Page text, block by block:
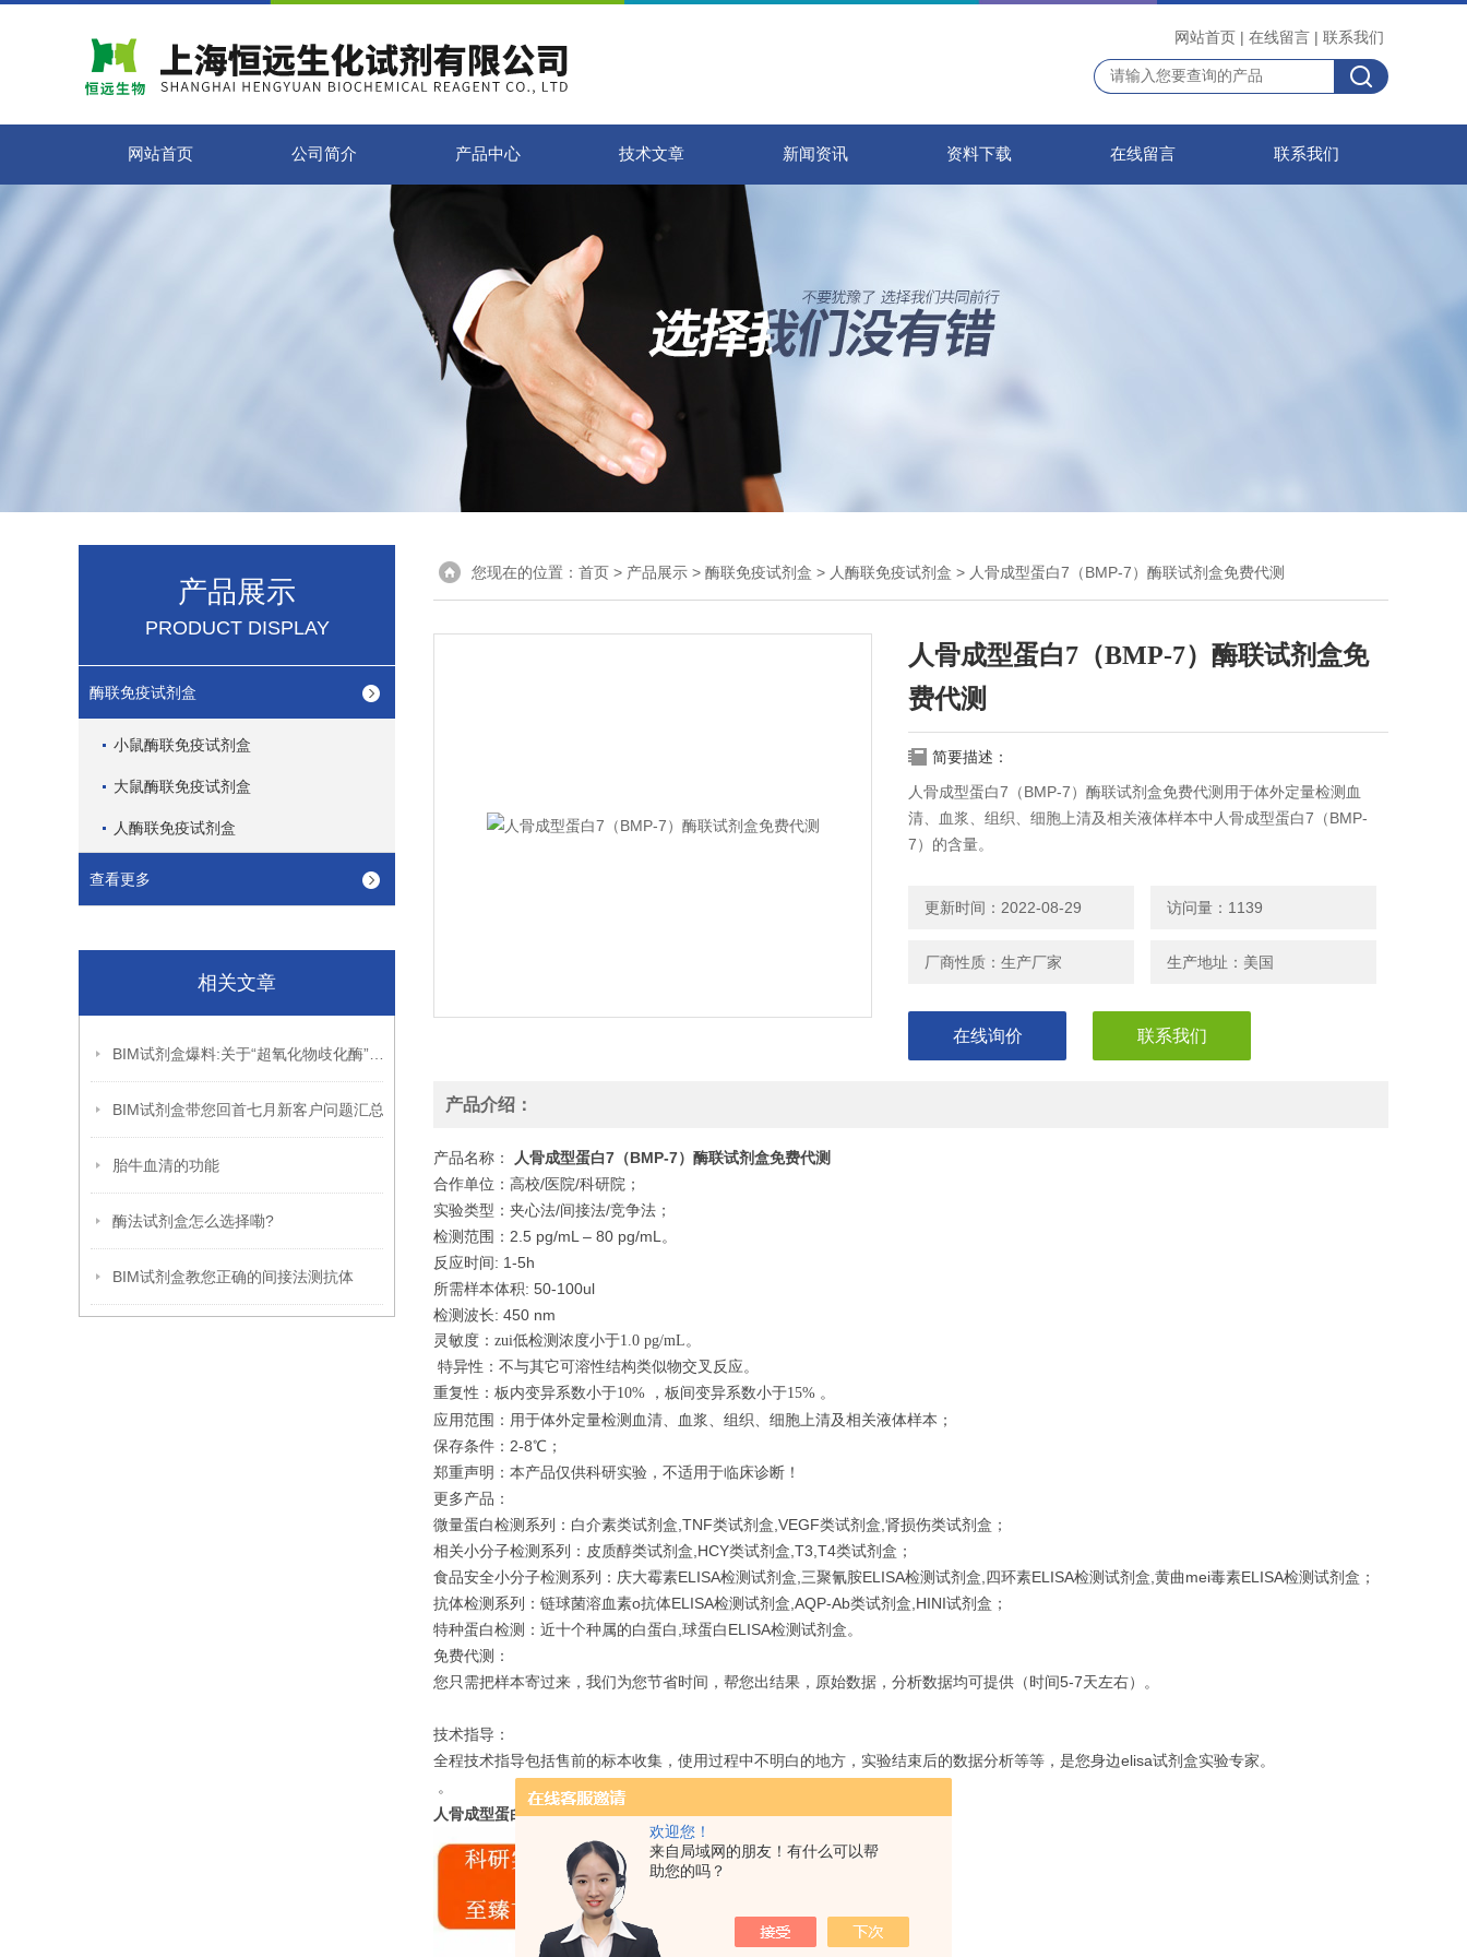
欢迎您！
来自局域网的朋友！有什么可以帮
助您的吗？
网站首页 | 在线留言 | 联系我们
网站首页 公司简介 产品中心 技术文章 新闻资讯 资料下载 在线留言 联系我们
产品展示
PRODUCT DISPLAY
酶联免疫试剂盒
小鼠酶联免疫试剂盒
大鼠酶联免疫试剂盒
人酶联免疫试剂盒
查看更多
相关文章
BIM试剂盒带您回首七月新客户问题汇总
胎牛血清的功能
酶法试剂盒怎么选择嘞?
BIM试剂盒教您正确的间接法测抗体
您现在的位置： 首页 > 产品展示 > 酶联免疫试剂盒 > 人酶联免疫试剂盒 > 人骨成型蛋白7（BMP-7）酶联试剂盒免费代测
人骨成型蛋白7（BMP-7）酶联试剂盒免
费代测
简要描述：
人骨成型蛋白7（BMP-7）酶联试剂盒免费代测用于体外定量检测血
清、血浆、组织、细胞上清及相关液体样本中人骨成型蛋白7（BMP-
7）的含量。
更新时间：2022-08-29 访问量：1139
厂商性质：生产厂家 生产地址：美国
在线询价 联系我们
产品介绍：
产品名称：
人骨成型蛋白7（BMP-7）酶联试剂盒免费代测
合作单位：高校/医院/科研院；
实验类型：夹心法/间接法/竞争法；
检测范围：2.5 pg/mL – 80 pg/mL。
反应时间: 1-5h
所需样本体积: 50-100ul
检测波长: 450 nm
灵敏度：zui低检测浓度小于1.0 pg/mL。
特异性：不与其它可溶性结构类似物交叉反应。
重复性：板内变异系数小于10% ，板间变异系数小于15% 。
应用范围：用于体外定量检测血清、血浆、组织、细胞上清及相关液体样本；
保存条件：2-8℃；
郑重声明：本产品仅供科研实验，不适用于临床诊断！
更多产品：
微量蛋白检测系列：白介素类试剂盒,TNF类试剂盒,VEGF类试剂盒,肾损伤类试剂盒；
相关小分子检测系列：皮质醇类试剂盒,HCY类试剂盒,T3,T4类试剂盒；
食品安全小分子检测系列：庆大霉素ELISA检测试剂盒,三聚氰胺ELISA检测试剂盒,四环素ELISA检测试剂盒,黄曲mei毒素ELISA检测试剂盒；
抗体检测系列：链球菌溶血素o抗体ELISA检测试剂盒,AQP-Ab类试剂盒,HINI试剂盒；
特种蛋白检测：近十个种属的白蛋白,球蛋白ELISA检测试剂盒。
免费代测：
您只需把样本寄过来，我们为您节省时间，帮您出结果，原始数据，分析数据均可提供（时间5-7天左右）。
技术指导：
全程技术指导包括售前的标本收集，使用过程中不明白的地方，实验结束后的数据分析等等，是您身边elisa试剂盒实验专家。
。
人骨成型蛋白7（BMP-7）酶联试剂盒免费代测客户群体：